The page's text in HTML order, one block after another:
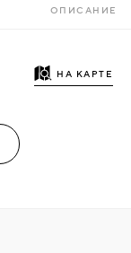
ОПИСАНИЕ
НА КАРТЕ